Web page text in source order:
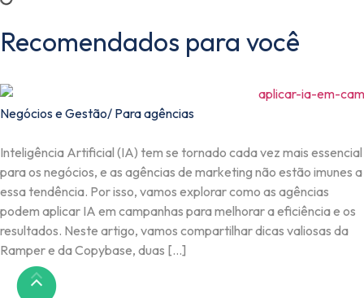
Recomendados para você
Negócios e Gestão/ Para agências
Inteligência Artificial (IA) tem se tornado cada vez mais essencial
para os negócios, e as agências de marketing não estão imunes a
essa tendência. Por isso, vamos explorar como as agências
podem aplicar IA em campanhas para melhorar a eficiência e os
resultados. Neste artigo, vamos compartilhar dicas valiosas da
Ramper e da Copybase, duas […]